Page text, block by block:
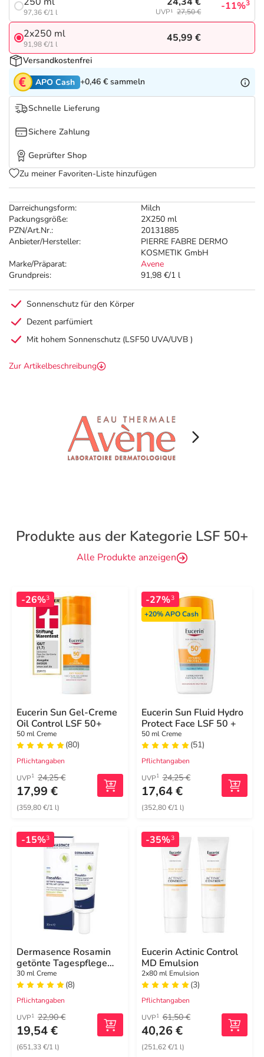
Tierapotheke
Vitamine & Mineralstoffe
Marken
Salus Deals
Darreichungsform:
Milch
Packungsgröße:
2X250 ml
PZN/Art.Nr.:
20131885
Anbieter/Hersteller:
PIERRE FABRE DERMO
KOSMETIK GmbH
Marke/Präparat:
Avene
Grundpreis:
91,98 €/1 l
97,36 €/1 l UVP¹ 27,50 € -11%3
2x250 ml
91,98 €/1 l
45,99 €
Versandkostenfrei
APO Cash +0,46 € sammeln
Schnelle Lieferung
Sichere Zahlung
Geprüfter Shop
Zu meiner Favoriten-Liste hinzufügen
Sonnenschutz für den Körper
Dezent parfümiert
Mit hohem Sonnenschutz (LSF50 UVA/UVB )
Zur Artikelbeschreibung
Produkte aus der Kategorie LSF 50+
Alle Produkte anzeigen
-26%3
Eucerin Sun Gel-Creme
Oil Control LSF 50+
50 ml Creme
(80)
Pflichtangaben
UVP1 24,25 €
17,99 €
(359,80 €/1 l)
-27%3
+20%APO Cash
Eucerin Sun Fluid Hydro
Protect Face LSF 50 +
50 ml Creme
(51)
Pflichtangaben
UVP1 24,25 €
17,64 €
(352,80 €/1 l)
-15%3
Dermasence Rosamin
getönte Tagespflege
mittel LSF 50 Creme
30 ml Creme
(8)
Pflichtangaben
UVP1 22,90 €
19,54 €
(651,33 €/1 l)
-35%3
Eucerin Actinic Control
MD Emulsion
2x80 ml Emulsion
(3)
Pflichtangaben
UVP1 61,50 €
40,26 €
(251,62 €/1 l)